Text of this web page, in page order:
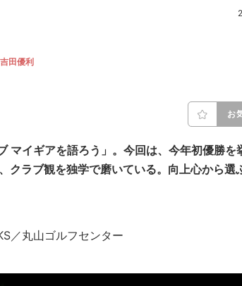
吉田優利
お
マイギアを語ろう」。今回は、今年初優勝を
クラブ観を独学で磨いている。向上心から選
丸山ゴルフセンター